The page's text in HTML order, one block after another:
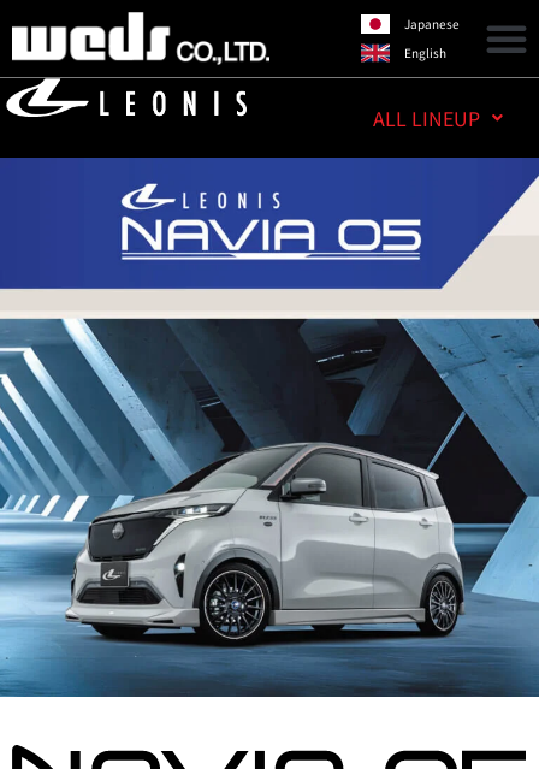
Japanese
English
ALL LINEUP